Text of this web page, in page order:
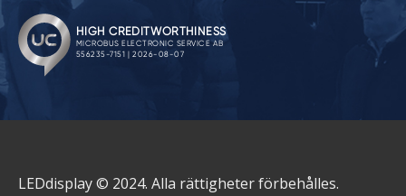
LEDdisplay © 2024. Alla rättigheter förbehålles.